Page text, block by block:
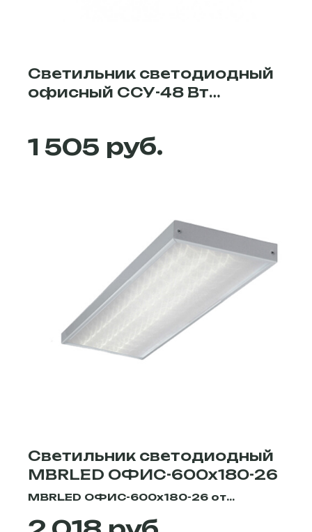
Светильник светодиодный
офисный ССУ-48 Вт
1 505 руб.
Светильник светодиодный
MBRLED ОФИС-600х180-26
MBRLED ОФИС-600х180-26 от
использования во многих типах